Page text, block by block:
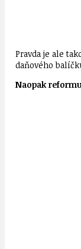
Pravda je ale
daňového
Naopak